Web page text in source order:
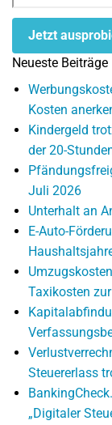
Jetzt
Neueste Beiträge
Kosten
Kindergeld
der 20-
Juli 2026
Unterhalt an
E-Auto-
Taxikosten
Steuererlass
„Digitaler